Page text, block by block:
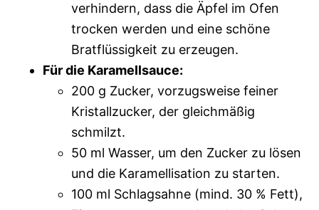
verhindern, dass die Äpfel im Ofen
trocken werden und eine schöne
Bratflüssigkeit zu erzeugen.
Für die Karamellsauce:
200 g Zucker, vorzugsweise feiner
Kristallzucker, der gleichmäßig
schmilzt.
50 ml Wasser, um den Zucker zu lösen
und die Karamellisation zu starten.
100 ml Schlagsahne (mind. 30 % Fett),